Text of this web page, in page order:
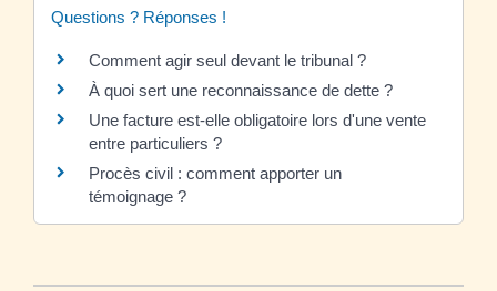
Questions ? Réponses !
Comment agir seul devant le tribunal ?
À quoi sert une reconnaissance de dette ?
Une facture est-elle obligatoire lors d'une vente
entre particuliers ?
Procès civil : comment apporter un
témoignage ?